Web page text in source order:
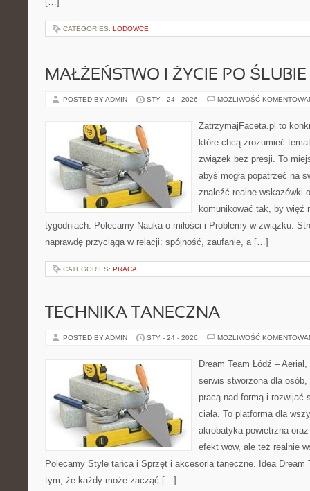
CATEGORIES: LODOWCE
MAŁŻEŃSTWO I ŻYCIE PO ŚLUBIE
POSTED BY ADMIN STY - 24 - 2026 MOŻLIWOŚĆ
ZatrzymajFaceta.pl to
które chcą zrozumieć
związek bez presji. To
abyś mogła popatrzeć na
znaleźć realne wskazówki
komunikować tak, by więź
tygodniach. Polecamy Nauka o miłości i Problemy w związku.
naprawdę przyciąga w relacji: spójność, zaufanie, a […]
CATEGORIES: PRACA
TECHNIKA TANECZNA
POSTED BY ADMIN STY - 24 - 2026 MOŻLIWOŚĆ
Dream Team Łódź –
serwis stworzona dla
pracą nad formą i rozwijać
ciała. To platforma dla
akrobatyka powietrzna
efekt wow, ale też realnie
Polecamy Style tańca i Sprzęt i akcesoria taneczne. Idea Dream
tym, że każdy może zacząć […]